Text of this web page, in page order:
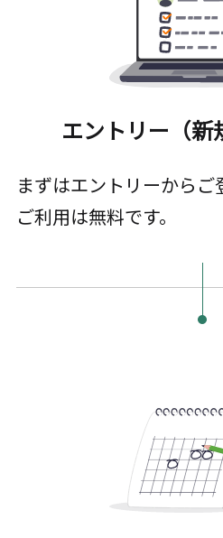
エントリー（新
まずはエントリーからご
ご利用は無料です。